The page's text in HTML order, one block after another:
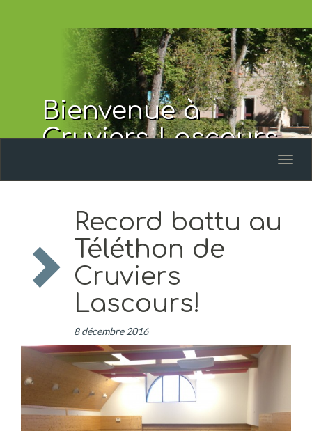
Bienvenue à
Cruviers-Lascours
Record battu au
Téléthon de
Cruviers
Lascours!
8 décembre 2016